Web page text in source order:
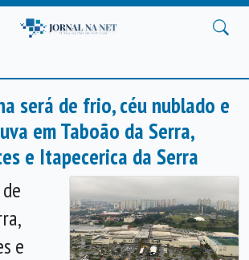
será de frio, céu nublado e
em Taboão da Serra,
e Itapecerica da Serra
e